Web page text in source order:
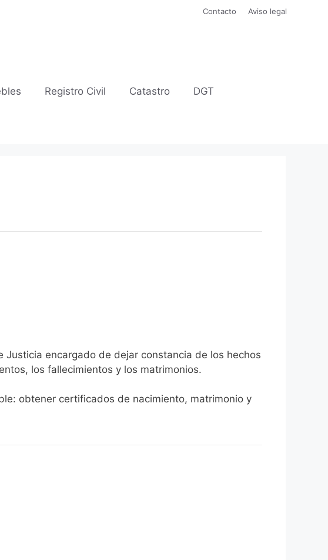
Contacto Aviso legal
Registro Civil Catastro DGT
encargado de dejar constancia de los hechos
los fallecimientos y los matrimonios.
obtener certificados de nacimiento, matrimonio y